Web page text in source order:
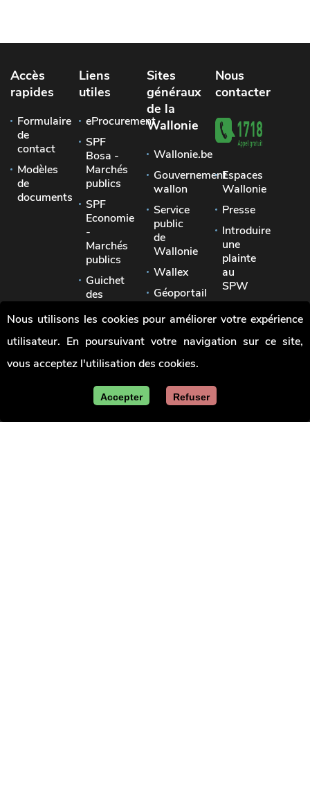
Accès
rapides
Formulaire
de
contact
Modèles
de
documents
Liens
utiles
eProcurement
SPF
Bosa -
Marchés
publics
SPF
Economie
-
Marchés
publics
Guichet
des
locaux
Union
des
villes
et
communes
Wallonie
Sites
généraux
de la
Wallonie
Wallonie.be
Gouvernement
wallon
Service
public
de
Wallonie
Wallex
Géoportail
Jobs
Nous
contacter
Espaces
Wallonie
Presse
Introduire
une
plainte
au
SPW
une
irrégularité
Nous utilisons les cookies pour améliorer votre expérience
utilisateur. En poursuivant votre navigation sur ce site,
vous acceptez l'utilisation des cookies.
Accepter Refuser